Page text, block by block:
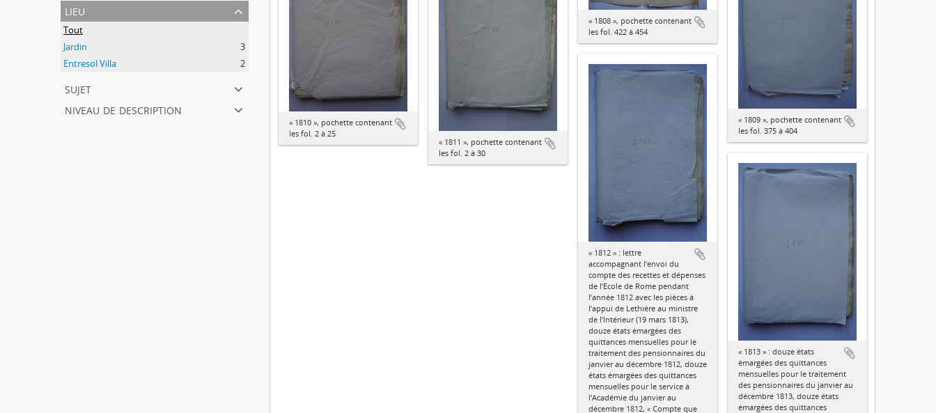
lieu
Tout
Jardin
3
Entresol Villa
2
sujet
niveau de description
« 1808 », pochette contenant
les fol. 422 à 454
« 1809 », pochette contenant
les fol. 375 à 404
« 1810 », pochette contenant
les fol. 2 à 25
« 1811 », pochette contenant
les fol. 2 à 30
« 1812 » : lettre
accompagnant l’envoi du
compte des recettes et dépenses
de l’Ecole de Rome pendant
l’année 1812 avec les pièces à
l’appui de Lethière au ministre
de l’Intérieur (19 mars 1813),
douze états émargées des
quittances mensuelles pour le
traitement des pensionnaires du
janvier au décembre 1812, douze
états émargées des quittances
mensuelles pour le service à
l’Académie du janvier au
décembre 1812, « Compte que
« 1813 » : douze états
émargées des quittances
mensuelles pour le traitement
des pensionnaires du janvier au
décembre 1813, douze états
émargées des quittances